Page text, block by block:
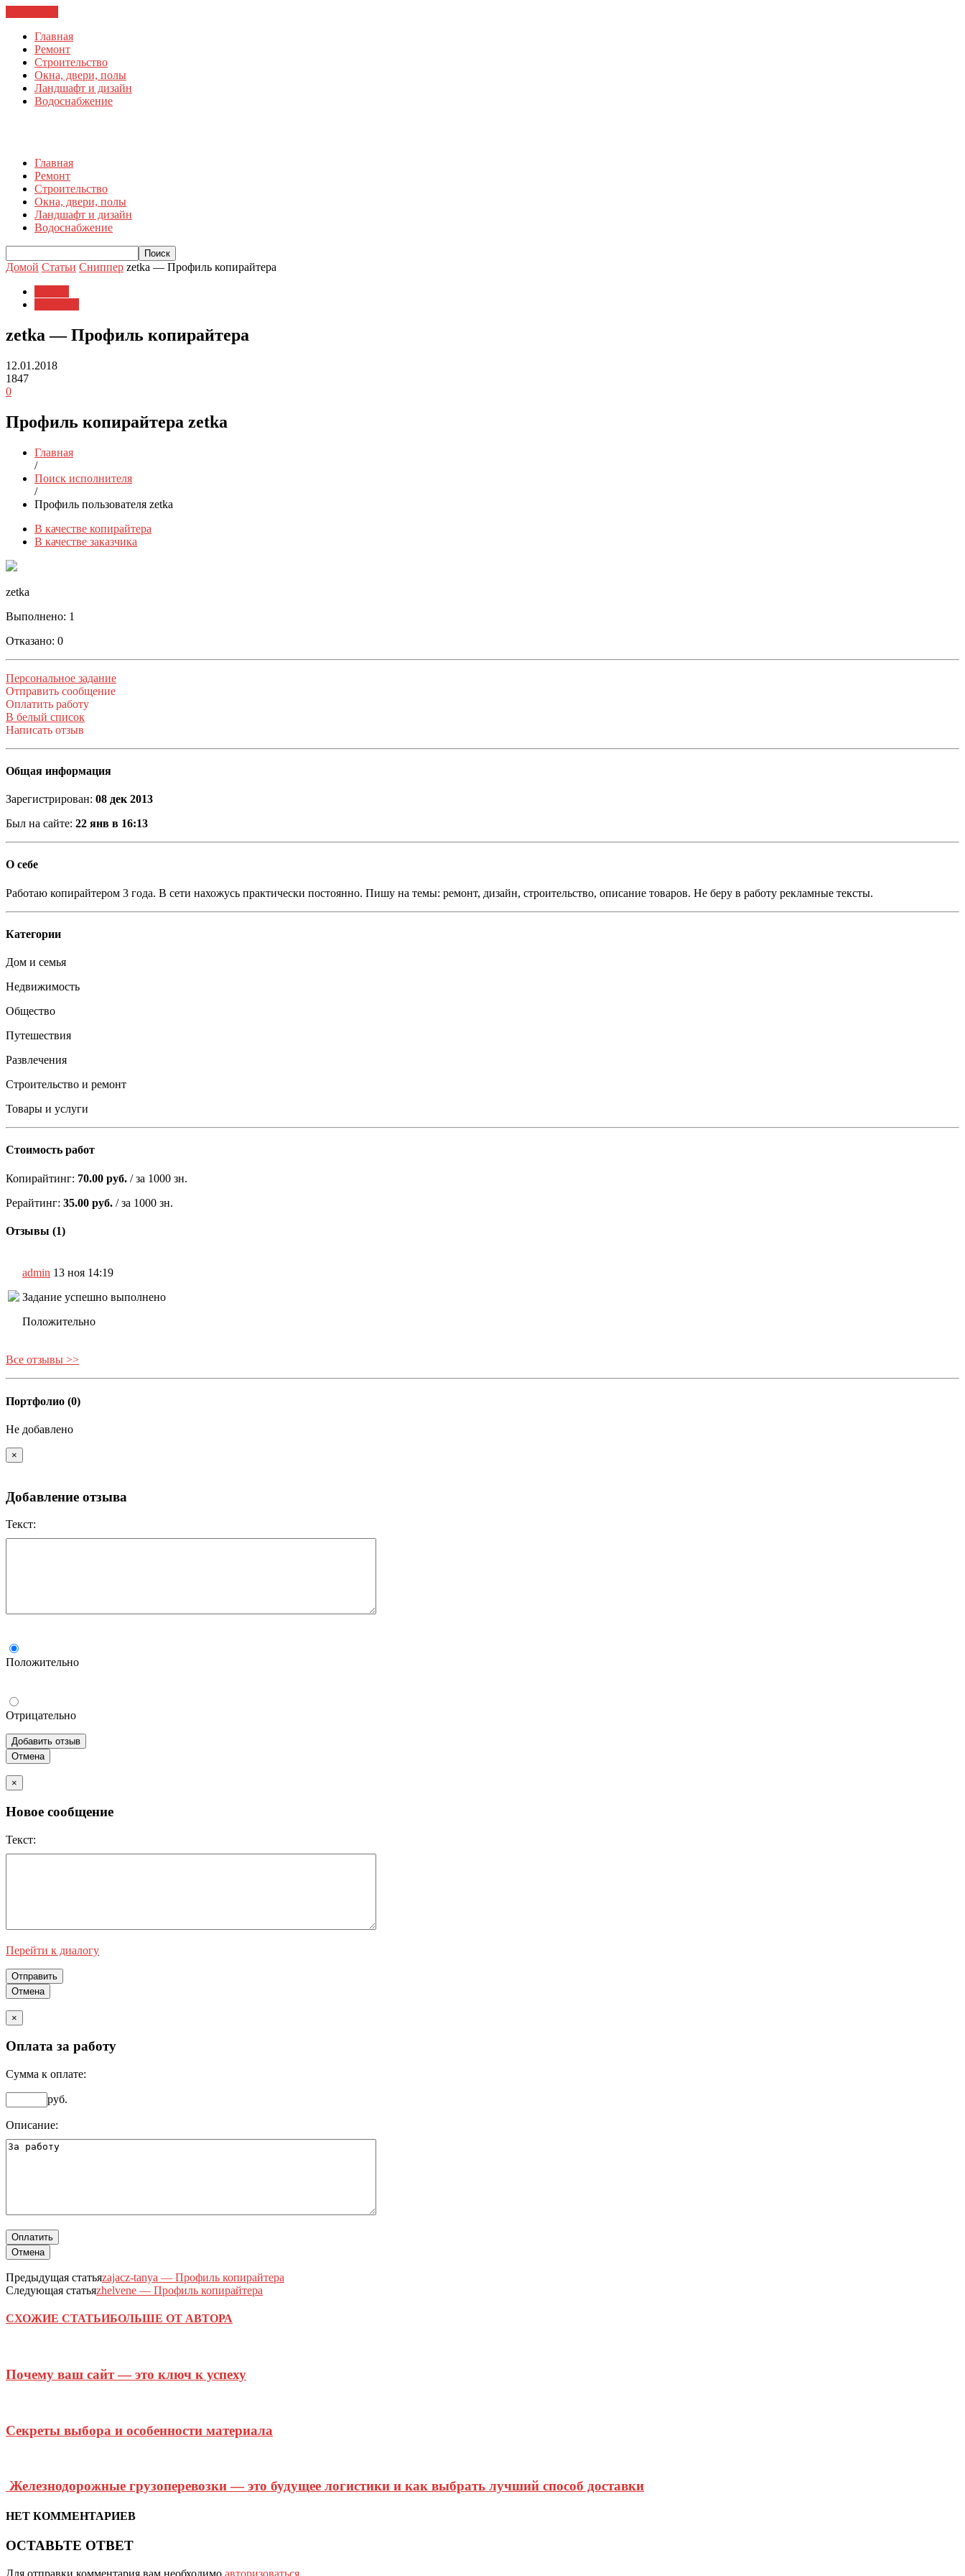
Главная
Ремонт
Строительство
Окна, двери, полы
Ландшафт и дизайн
Водоснабжение
Главная
Ремонт
Строительство
Окна, двери, полы
Ландшафт и дизайн
Водоснабжение
Домой Статьи Сниппер zetka — Профиль копирайтера
zetka — Профиль копирайтера
12.01.2018
1847
0
Профиль копирайтера zetka
Главная
/
Поиск исполнителя
/
Профиль пользователя zetka
В качестве копирайтера
В качестве заказчика
zetka
Выполнено: 1
Отказано: 0
Персональное задание
Отправить сообщение
Оплатить работу
В белый список
Написать отзыв
Общая информация
Зарегистрирован: 08 дек 2013
Был на сайте: 22 янв в 16:13
О себе
Работаю копирайтером 3 года. В сети нахожусь практически постоянно. Пишу на темы: ремонт, дизайн, строительство, описание товаров. Не беру в работу рекламные тексты.
Категории
Дом и семья
Недвижимость
Общество
Путешествия
Развлечения
Строительство и ремонт
Товары и услуги
Стоимость работ
Копирайтинг: 70.00 руб. / за 1000 зн.
Рерайтинг: 35.00 руб. / за 1000 зн.
Отзывы (1)
admin 13 ноя 14:19
Задание успешно выполнено
Положительно
Все отзывы >>
Портфолио (0)
Не добавлено
×
Добавление отзыва
Текст:
Положительно
Отрицательно
Добавить отзыв
Отмена
×
Новое сообщение
Текст:
Перейти к диалогу
Отправить
Отмена
×
Оплата за работу
Сумма к оплате:
руб.
Описание:
Оплатить
Отмена
Предыдущая статьяzajacz-tanya — Профиль копирайтера
Следующая статьяzhelvene — Профиль копирайтера
СХОЖИЕ СТАТЬИБОЛЬШЕ ОТ АВТОРА
Почему ваш сайт — это ключ к успеху
Секреты выбора и особенности материала
Железнодорожные грузоперевозки — это будущее логистики и как выбрать лучший способ доставки
НЕТ КОММЕНТАРИЕВ
ОСТАВЬТЕ ОТВЕТ
Для отправки комментария вам необходимо авторизоваться